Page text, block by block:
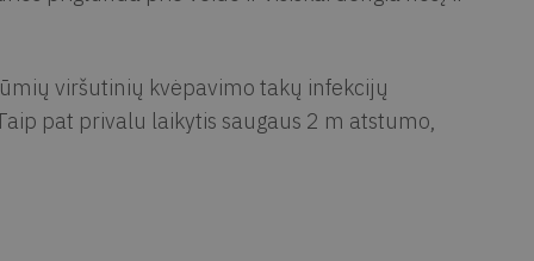
viršutinių kvėpavimo takų infekcijų
pat privalu laikytis saugaus 2 m atstumo,